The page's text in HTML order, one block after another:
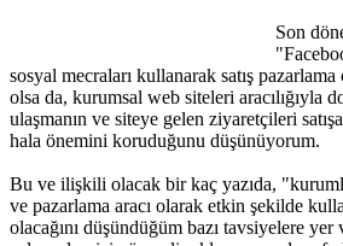
Son
sosyal mecraları kullanarak satış pazarlama
olsa da, kurumsal web siteleri aracılığıyla
ulaşmanın ve siteye gelen ziyaretçileri
hala önemini koruduğunu düşünüyorum.
Bu ve ilişkili olacak bir kaç yazıda,
ve pazarlama aracı olarak etkin şekilde
olacağını düşündüğüm bazı tavsiyelere